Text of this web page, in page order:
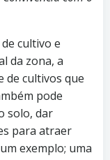
cultivo e
da zona, a
de cultivos que
pode
solo, dar
para atraer
exemplo; uma